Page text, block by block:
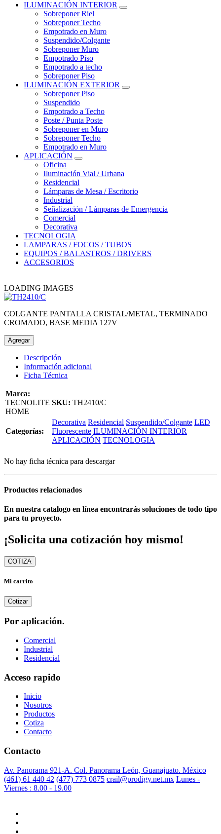
ILUMINACIÓN INTERIOR
Sobreponer Riel
Sobreponer Techo
Empotrado en Muro
Suspendido/Colgante
Sobreponer Muro
Empotrado Piso
Empotrado a techo
Sobreponer Piso
ILUMINACIÓN EXTERIOR
Sobreponer Piso
Suspendido
Empotrado a Techo
Poste / Punta Poste
Sobreponer en Muro
Sobreponer Techo
Empotrado en Muro
APLICACIÓN
Oficina
Iluminación Vial / Urbana
Residencial
Lámparas de Mesa / Escritorio
Industrial
Señalización / Lámparas de Emergencia
Comercial
Decorativa
TECNOLOGIA
LAMPARAS / FOCOS / TUBOS
EQUIPOS / BALASTROS / DRIVERS
ACCESORIOS
LOADING IMAGES
COLGANTE PANTALLA CRISTAL/METAL, TERMINADO
CROMADO, BASE MEDIA 127V
Agregar
Descripción
Información adicional
Ficha Técnica
Marca:
TECNOLITE
HOME
SKU: TH2410/C
Categorías:
Decorativa Residencial Suspendido/Colgante LED
Fluorescente ILUMINACIÓN INTERIOR
APLICACIÓN TECNOLOGIA
No hay ficha técnica para descargar
Productos relacionados
En nuestra catalogo en línea encontrarás soluciones de todo tipo
para tu proyecto.
¡Solicita una cotización hoy mismo!
COTIZA
Mi carrito
Cotizar
Por aplicación.
Comercial
Industrial
Residencial
Acceso rapido
Inicio
Nosotros
Productos
Cotiza
Contacto
Contacto
Av. Panorama 921-A. Col. Panorama León, Guanajuato. México
(461) 61 440 42 (477) 773 0875 crail@prodigy.net.mx Lunes -
Viernes : 8.00 - 19.00